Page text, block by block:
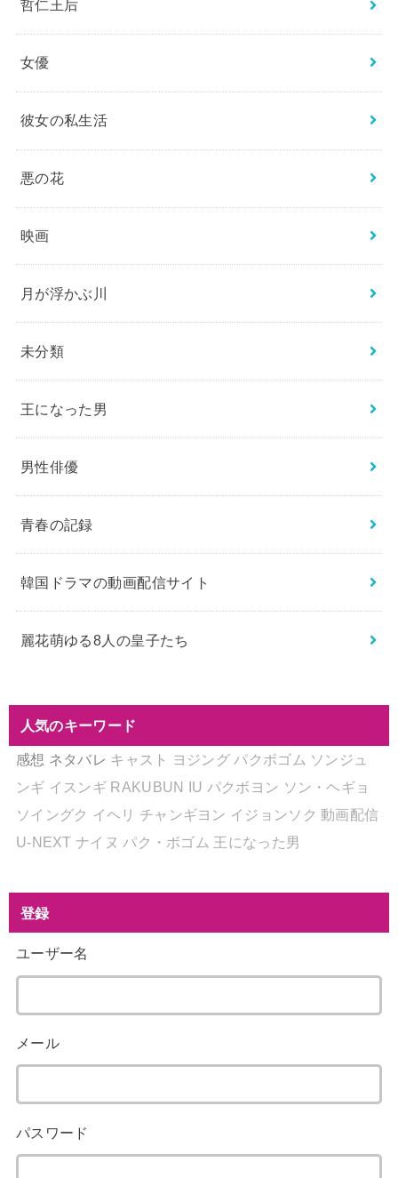
哲仁王后
女優
彼女の私生活
悪の花
映画
月が浮かぶ川
未分類
王になった男
男性俳優
青春の記録
韓国ドラマの動画配信サイト
麗花萌ゆる8人の皇子たち
人気のキーワード
感想 ネタバレ キャスト ヨジング パクボゴム ソンジュ
ンギ イスンギ RAKUBUN IU パクボヨン ソン・ヘギョ
ソイングク イヘリ チャンギヨン イジョンソク 動画配信
U-NEXT ナイヌ パク・ボゴム 王になった男
登録
ユーザー名
メール
パスワード